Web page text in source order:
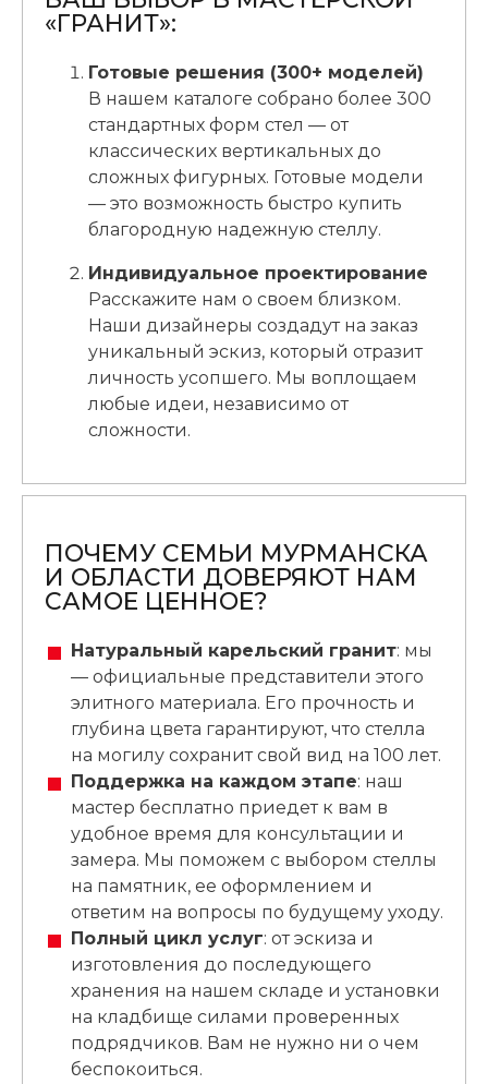
«ГРАНИТ»:
Готовые решения (300+ моделей)
В нашем каталоге собрано более 300
стандартных форм стел — от
классических вертикальных до
сложных фигурных. Готовые модели
— это возможность быстро купить
благородную надежную стеллу.
Индивидуальное проектирование
Расскажите нам о своем близком.
Наши дизайнеры создадут на заказ
уникальный эскиз, который отразит
личность усопшего. Мы воплощаем
любые идеи, независимо от
сложности.
ПОЧЕМУ СЕМЬИ МУРМАНСКА
И ОБЛАСТИ ДОВЕРЯЮТ НАМ
САМОЕ ЦЕННОЕ?
Натуральный карельский гранит: мы
— официальные представители этого
элитного материала. Его прочность и
глубина цвета гарантируют, что стелла
на могилу сохранит свой вид на 100 лет.
Поддержка на каждом этапе: наш
мастер бесплатно приедет к вам в
удобное время для консультации и
замера. Мы поможем с выбором стеллы
на памятник, ее оформлением и
ответим на вопросы по будущему уходу.
Полный цикл услуг: от эскиза и
изготовления до последующего
хранения на нашем складе и установки
на кладбище силами проверенных
подрядчиков. Вам не нужно ни о чем
беспокоиться.